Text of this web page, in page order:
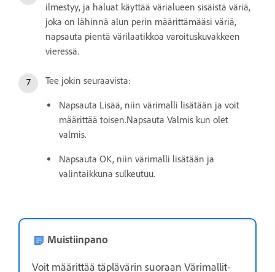
ilmestyy, ja haluat käyttää värialueen sisäistä väriä,
joka on lähinnä alun perin määrittämääsi väriä,
napsauta pientä värilaatikkoa varoituskuvakkeen
vieressä.
Tee jokin seuraavista:
Napsauta Lisää, niin värimalli lisätään ja voit
määrittää toisen.Napsauta Valmis kun olet
valmis.
Napsauta OK, niin värimalli lisätään ja
valintaikkuna sulkeutuu.
Muistiinpano
Voit määrittää täplävärin suoraan Värimallit-